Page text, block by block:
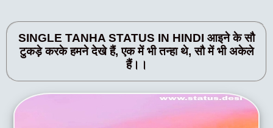
SINGLE TANHA STATUS IN HINDI आइने के सौ
टुकड़े करके हमने देखे हैं, एक में भी तन्हा थे, सौ में भी अकेले
हैं।।